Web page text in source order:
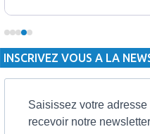
5 Dh inclut 100 Mo, le Pass
tandis que les formules à 20
proposent respectivement 1
durées de validité sont de 3
INSCRIVEZ VOUS A LA
Saisissez votre
recevoir notre